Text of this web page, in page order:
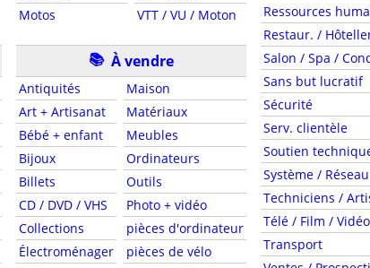
Motos
VTT / VU / Moton
📚 À vendre
Antiquités
Art + Artisanat
Bébé + enfant
Bijoux
Billets
CD / DVD / VHS
Collections
Électroménager
Maison
Matériaux
Meubles
Ordinateurs
Outils
Photo + vidéo
pièces d'ordinateur
pièces de vélo
Ressources
Restaur. /
Salon / Spa /
Sans but lucratif
Sécurité
Serv. clientèle
Soutien
Système / Réseau
Techniciens /
Télé / Film / Vidéo
Transport